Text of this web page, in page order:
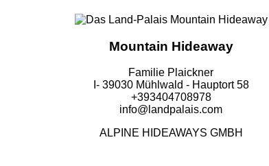
Mountain Hideaway
Familie Plaickner
I- 39030 Mühlwald - Hauptort 58
+393404708978
info@landpalais.com
ALPINE HIDEAWAYS GMBH